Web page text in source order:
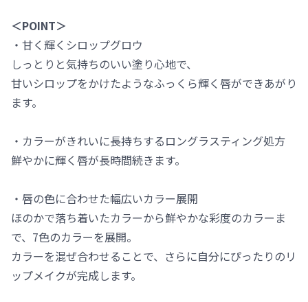
＜POINT＞
・甘く輝くシロップグロウ
しっとりと気持ちのいい塗り心地で、
甘いシロップをかけたようなふっくら輝く唇ができあがり
ます。
・カラーがきれいに長持ちするロングラスティング処方
鮮やかに輝く唇が長時間続きます。
・唇の色に合わせた幅広いカラー展開
ほのかで落ち着いたカラーから鮮やかな彩度のカラーま
で、7色のカラーを展開。
カラーを混ぜ合わせることで、さらに自分にぴったりのリ
ップメイクが完成します。